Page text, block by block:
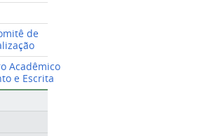
de
Acadêmico
e Escrita